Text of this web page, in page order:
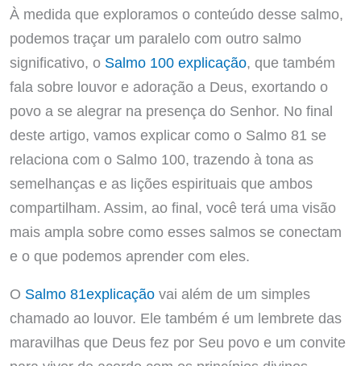
À medida que exploramos o conteúdo desse salmo,
podemos traçar um paralelo com outro salmo
significativo, o Salmo 100 explicação, que também
fala sobre louvor e adoração a Deus, exortando o
povo a se alegrar na presença do Senhor. No final
deste artigo, vamos explicar como o Salmo 81 se
relaciona com o Salmo 100, trazendo à tona as
semelhanças e as lições espirituais que ambos
compartilham. Assim, ao final, você terá uma visão
mais ampla sobre como esses salmos se conectam
e o que podemos aprender com eles.
O Salmo 81explicaçãovai além de um simples
chamado ao louvor. Ele também é um lembrete das
maravilhas que Deus fez por Seu povo e um convite